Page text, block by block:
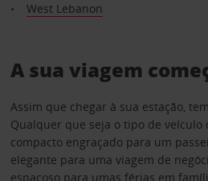
West Lebanon
A sua viagem
Assim que chegar à sua estação,
Qualquer que seja o tipo de veículo
compacto engraçado para um
elegante para uma viagem de
espaçoso para umas férias em